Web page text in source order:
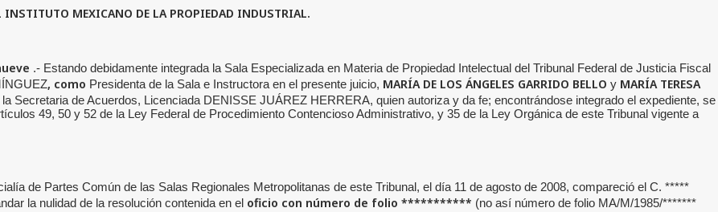
INSTITUTO MEXICANO DE LA PROPIEDAD INDUSTRIAL.
.- Estando debidamente integrada la Sala Especializada en Materia de Propiedad Intelectual del Tribunal Federal de Justicia Fiscal
, como Presidenta de la Sala e Instructora en el presente juicio, MARÍA DE LOS ÁNGELES GARRIDO BELLO y MARÍA TERESA
Secretaria de Acuerdos, Licenciada DENISSE JUÁREZ HERRERA, quien autoriza y da fe; encontrándose integrado el expediente, se
49, 50 y 52 de la Ley Federal de Procedimiento Contencioso Administrativo, y 35 de la Ley Orgánica de este Tribunal vigente a
de Partes Común de las Salas Regionales Metropolitanas de este Tribunal, el día 11 de agosto de 2008, compareció el C. *****
la nulidad de la resolución contenida en el oficio con número de folio *********** (no así número de folio MA/M/1985/*******